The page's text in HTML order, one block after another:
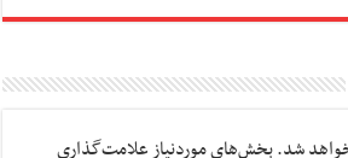
شد.بخش‌های موردنیاز علامت‌گذاری